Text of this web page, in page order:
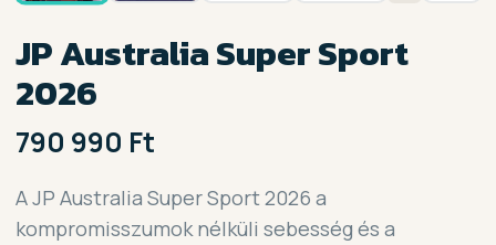
JP Australia Super Sport
2026
790 990 Ft
A JP Australia Super Sport 2026 a
kompromisszumok nélküli sebesség és a